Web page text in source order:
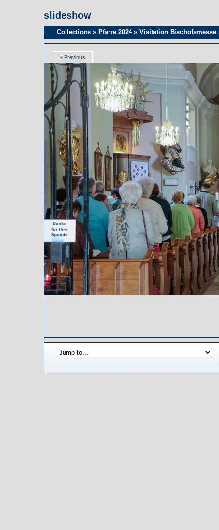
slideshow
Collections » Pfarre 2024» Visitation Bischofsmesse
« Previous